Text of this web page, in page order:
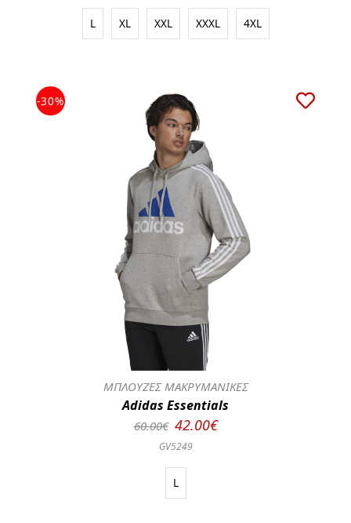
L XL XXL XXXL 4XL
-30%
ΜΠΛΟΥΖΕΣ ΜΑΚΡΥΜΑΝΙΚΕΣ
Adidas Essentials
60.00€ 42.00€
GV5249
L